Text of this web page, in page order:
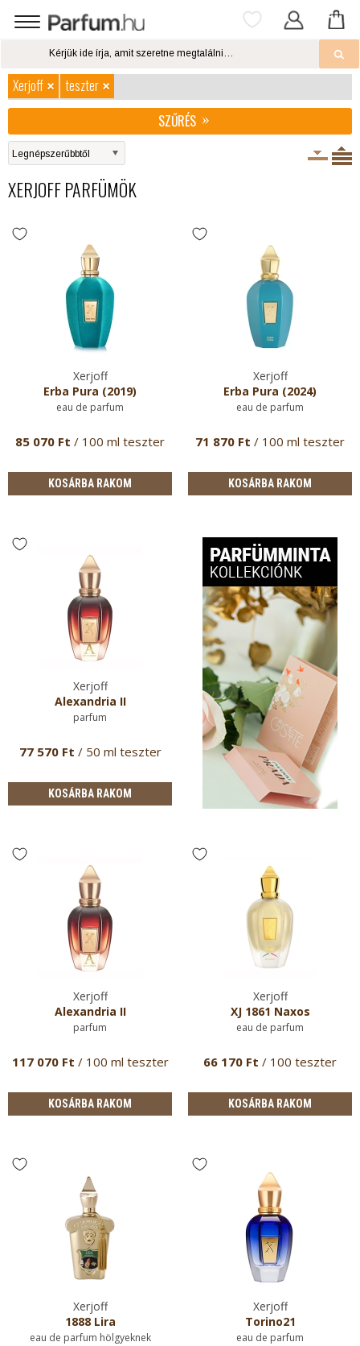
Xerjoff
teszter
SZŰRÉS
XERJOFF PARFÜMÖK
Xerjoff
Erba Pura (2019)
eau de parfum
85 070 Ft / 100 ml teszter
KOSÁRBA RAKOM
Xerjoff
Erba Pura (2024)
eau de parfum
71 870 Ft / 100 ml teszter
KOSÁRBA RAKOM
Xerjoff
Alexandria II
parfum
77 570 Ft / 50 ml teszter
KOSÁRBA RAKOM
Xerjoff
Alexandria II
parfum
117 070 Ft / 100 ml teszter
KOSÁRBA RAKOM
Xerjoff
XJ 1861 Naxos
eau de parfum
66 170 Ft / 100 teszter
KOSÁRBA RAKOM
Xerjoff
1888 Lira
eau de parfum hölgyeknek
Xerjoff
Torino21
eau de parfum